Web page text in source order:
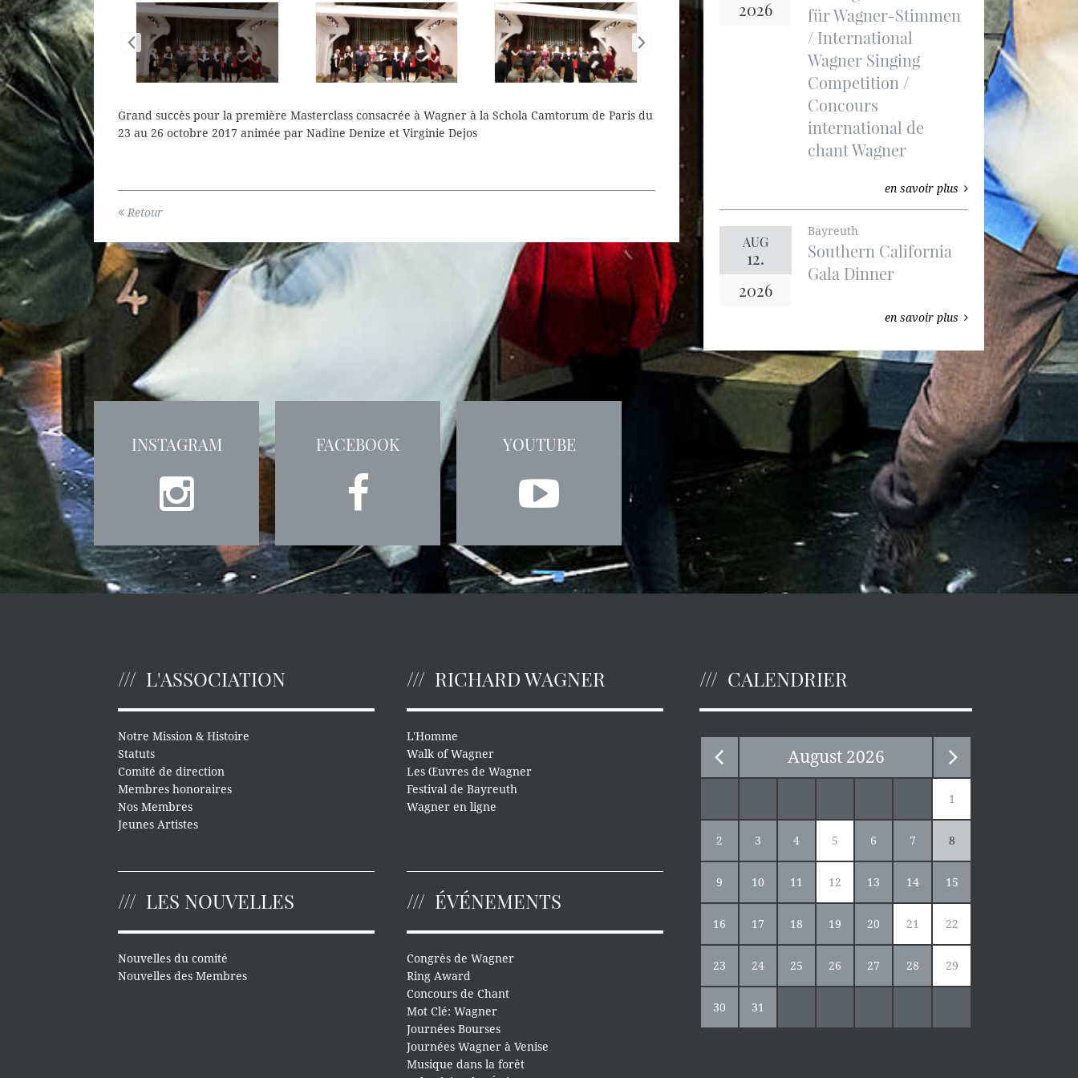
Grand succès pour la première Masterclass consacrée à Wagner à la Schola Camtorum de Paris du
23 au 26 octobre 2017 animée par Nadine Denize et Virginie Dejos
Retour
2026
für Wagner-Stimmen
/ International
Wagner Singing
Competition /
Concours
international de
chant Wagner
en savoir plus
AUG
12.
2026
Bayreuth
Southern California
Gala Dinner
en savoir plus
INSTAGRAM FACEBOOK YOUTUBE
L'ASSOCIATION
Notre Mission & Histoire
Statuts
Comité de direction
Membres honoraires
Nos Membres
Jeunes Artistes
RICHARD WAGNER
L'Homme
Walk of Wagner
Les Œuvres de Wagner
Festival de Bayreuth
Wagner en ligne
LES NOUVELLES
Nouvelles du comité
Nouvelles des Membres
ÉVÉNEMENTS
Congrès de Wagner
Ring Award
Concours de Chant
Mot Clé: Wagner
Journées Bourses
Journées Wagner à Venise
Musique dans la forêt
CALENDRIER
August 2026
1
2 3 4 5 6 7 8
9 10 11 12 13 14 15
16 17 18 19 20 21 22
23 24 25 26 27 28 29
30 31